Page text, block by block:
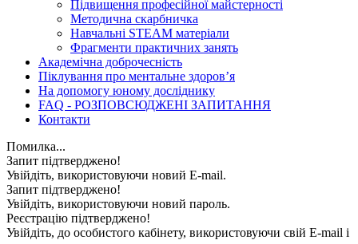
Підвищення професійної майстерності
Методична скарбничка
Навчальні STEAM матеріали
Фрагменти практичних занять
Академічна доброчесність
Піклування про ментальне здоровʼя
На допомогу юному досліднику
FAQ - РОЗПОВСЮДЖЕНІ ЗАПИТАННЯ
Контакти
Помилка...
Запит підтверджено!
Увійдіть, використовуючи новий E-mail.
Запит підтверджено!
Увійдіть, використовуючи новий пароль.
Реєстрацію підтверджено!
Увійдіть, до особистого кабінету, використовуючи свій E-mail і